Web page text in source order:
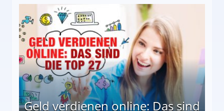
Geld verdienen online: Das sind